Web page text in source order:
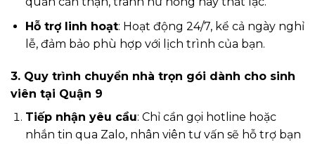
Hỗ trợ linh hoạt: Hoạt động 24/7, kể cả ngày nghỉ
lễ, đảm bảo phù hợp với lịch trình của bạn.
3. Quy trình chuyển nhà trọn gói dành cho sinh
viên tại Quận 9
Tiếp nhận yêu cầu: Chỉ cần gọi hotline hoặc
nhắn tin qua Zalo, nhân viên tư vấn sẽ hỗ trợ bạn